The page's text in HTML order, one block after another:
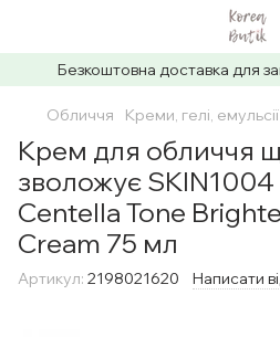
Безкоштовна доставка для
Обличчя Креми, гелі, емульсії
Крем для обличчя
зволожує
Centella Tone
Cream 75 мл
Артикул: 2198021620 Написати